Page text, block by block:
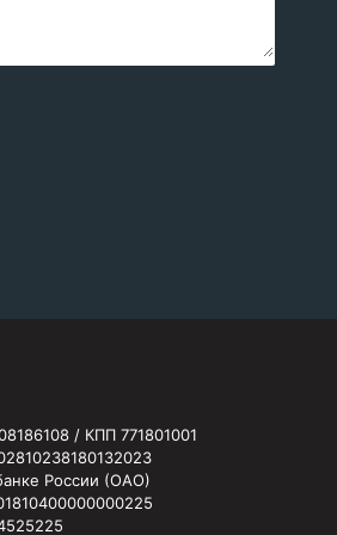
/ КПП 771801001
России (ОАО)